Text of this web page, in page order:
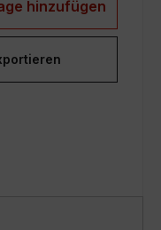
hinzufügen